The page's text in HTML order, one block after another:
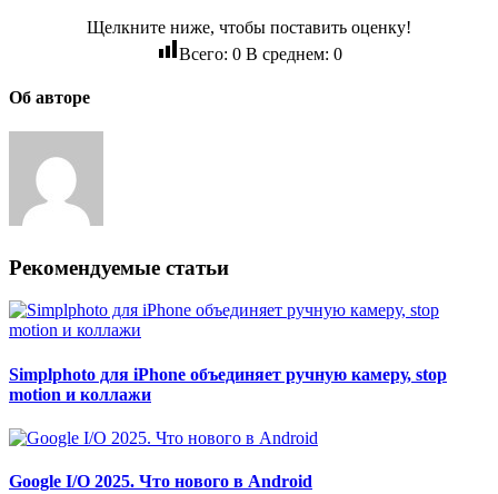
Щелкните ниже, чтобы поставить оценку!
Всего: 0В среднем: 0
Об авторе
Рекомендуемые статьи
Simplphoto для iPhone объединяет ручную камеру, stop
motion и коллажи
Google I/O 2025. Что нового в Android